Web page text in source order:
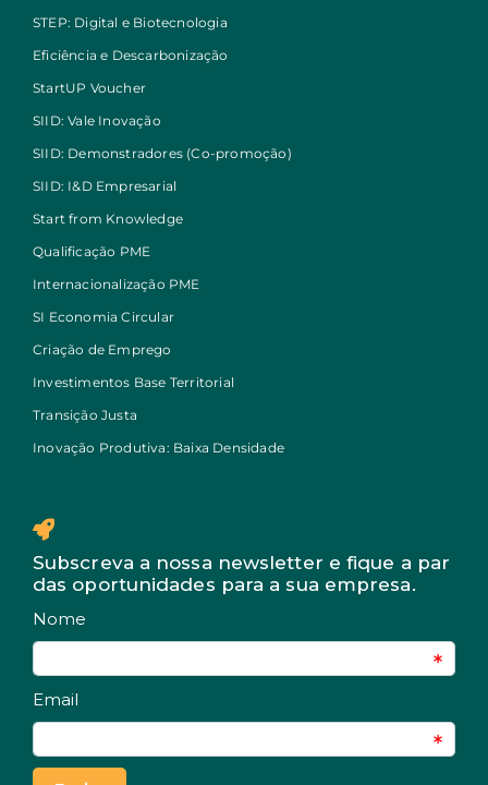
STEP: Digital e Biotecnologia
Eficiência e Descarbonização
StartUP Voucher
SIID: Vale Inovação
SIID: Demonstradores (Co-promoção)
SIID: I&D Empresarial
Start from Knowledge
Qualificação PME
Internacionalização PME
SI Economia Circular
Criação de Emprego
Investimentos Base Territorial
Transição Justa
Inovação Produtiva: Baixa Densidade
Subscreva a nossa newsletter e fique a par
das oportunidades para a sua empresa.